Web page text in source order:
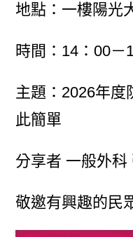
地點：一樓陽光
時間：14：00－
主題：2026年度
此簡單
分享者 一般外科
敬邀有興趣的民